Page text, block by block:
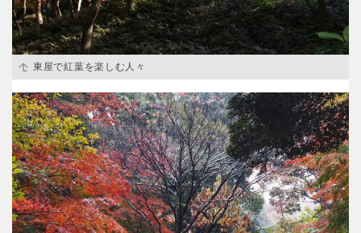
千葉 東京
神奈川
甲信越・東海・北陸
新潟 富山
花の名所 プレーパーク
公園グルメ 美術館
インクルーシブパーク
バスケットゴール ふわふわドーム
健康遊具 ゲートボール
スケートパーク ライトアップ
イルミネーション イベント
交通公園
東屋で紅葉を楽しむ人々